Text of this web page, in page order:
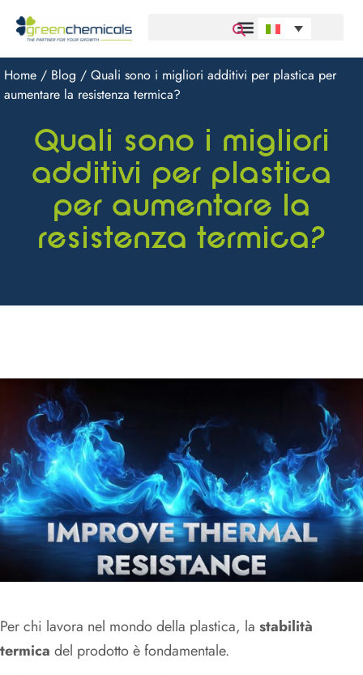
Home / Blog / Quali sono i migliori additivi per plastica per
aumentare la resistenza termica?
Quali sono i migliori
additivi per plastica
per aumentare la
resistenza termica?
Per chi lavora nel mondo della plastica, la stabilità
termica del prodotto è fondamentale.